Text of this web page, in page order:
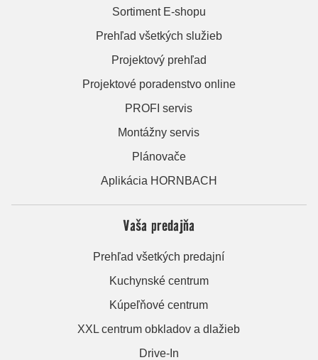
Sortiment E-shopu
Prehľad všetkých služieb
Projektový prehľad
Projektové poradenstvo online
PROFI servis
Montážny servis
Plánovače
Aplikácia HORNBACH
Vaša predajňa
Prehľad všetkých predajní
Kuchynské centrum
Kúpeľňové centrum
XXL centrum obkladov a dlažieb
Drive-In